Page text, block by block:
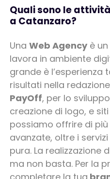
Quali sono le
a Catanzaro?
Una Web Agency è
lavora in ambiente
grande è l’esperienza
risultati nella
PayOff, per lo
creazione di logo, e
possiamo offrire di
avanzate, oltre i
pura. La realizzazione
ma non basta. Per la